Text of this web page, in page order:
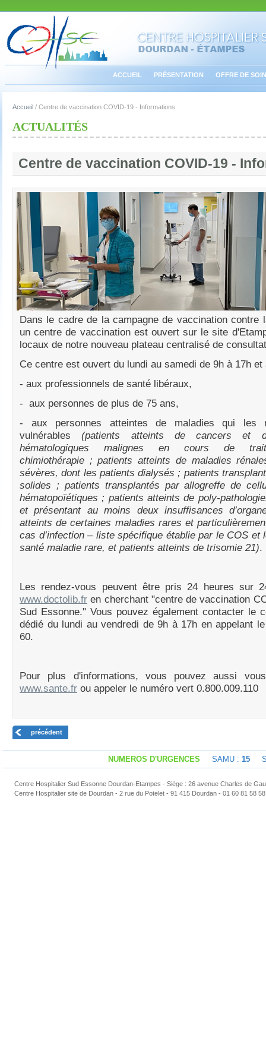
ACCUEIL PRÉSENTATION OFFRE DE
Accueil / Centre de vaccination COVID-19 - Informations
ACTUALITÉS
Centre de vaccination COVID-19 -
Dans le cadre de la campagne de vaccination contre
un centre de vaccination est ouvert sur le site
locaux de notre nouveau plateau centralisé de
Ce centre est ouvert du lundi au samedi de 9h à 17h
- aux professionnels de santé libéraux,
- aux personnes de plus de 75 ans,
- aux personnes atteintes de maladies qui les
vulnérables(patients atteints de cancers et
hématologiques malignes en cours de
chimiothérapie ; patients atteints de maladies
sévères, dont les patients dialysés ; patients
solides ; patients transplantés par allogreffe de
hématopoïétiques ; patients atteints de poly-
et présentant au moins deux insuffisances
atteints de certaines maladies rares et
cas d’infection – liste spécifique établie par le COS et
santé maladie rare, et patients atteints de trisomie 21).
Les rendez-vous peuvent être pris 24 heures sur
www.doctolib.fr en cherchant "centre de vaccination
Sud Essonne." Vous pouvez également contacter le
dédié du lundi au vendredi de 9h à 17h en appelant
60.
Pour plus d'informations, vous pouvez aussi
www.sante.fr ou appeler le numéro vert 0.800.009.110
précédent
NUMEROS D'URGENCES SAMU : 15
Centre Hospitalier Sud Essonne Dourdan-Etampes - Siège : 26 avenue Charles de
Centre Hospitalier site de Dourdan - 2 rue du Potelet - 91 415 Dourdan - 01 60 81 58 58